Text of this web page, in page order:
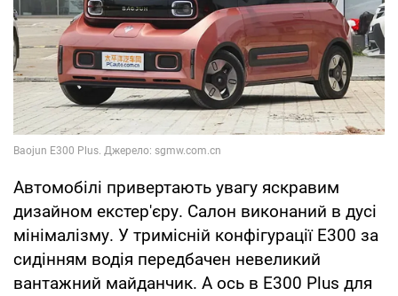
Автомобілі привертають увагу яскравим
дизайном екстер'єру. Салон виконаний в дусі
мінімалізму. У тримісній конфігурації Е300 за
сидінням водія передбачен невеликий
вантажний майданчик. А ось в E300 Plus для